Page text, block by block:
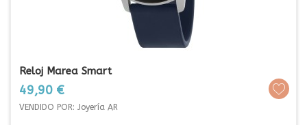
Reloj Marea Smart
Prezo
49,90 €
VENDIDO POR: Joyería AR